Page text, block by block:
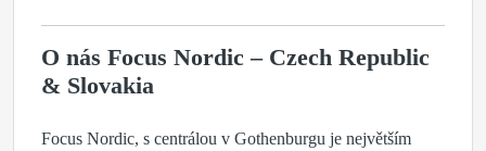
O nás Focus Nordic – Czech Republic
& Slovakia
Focus Nordic, s centrálou v Gothenburgu je největším